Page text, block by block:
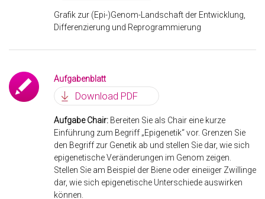
Grafik zur (Epi-)Genom-Landschaft der Entwicklung,
Differenzierung und Reprogrammierung
Aufgabenblatt
Download PDF
Aufgabe Chair: Bereiten Sie als Chair eine kurze
Einführung zum Begriff „Epigenetik“ vor. Grenzen Sie
den Begriff zur Genetik ab und stellen Sie dar, wie sich
epigenetische Veränderungen im Genom zeigen.
Stellen Sie am Beispiel der Biene oder eineiiger Zwillinge
dar, wie sich epigenetische Unterschiede auswirken
können.